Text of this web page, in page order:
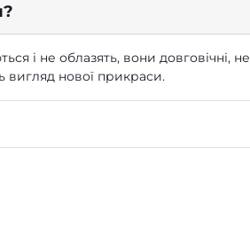
і не облазять, вони довговічні, не
вигляд нової прикраси.